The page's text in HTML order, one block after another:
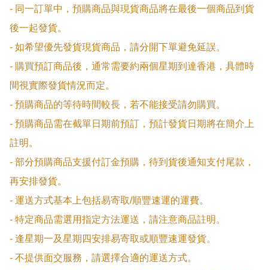
- 同一訂單中，預購商品與現貨商品將在最後一個商品到貨
後一起發貨。
- 如希望優先發貨現貨商品，請分開下單避免延誤。
- 購買預訂商品後，通常需要約兩個星期到達香港，具體時
間視實際發貨情況而定。
- 預購商品的等待時間較長，若不能接受請勿購買。
- 預購商品需在截單日期前預訂，預計發貨日期將在簡介上
註明。
- 部分預購商品支援付訂金預購，待到貨後通知支付尾款，
再安排發貨。
- 運送方式基本上包括易寄取/順豐速運的運費。
- 特定商品需選用指定方法運送，請注意商品註明。
- 逢星期一及星期四安排易寄取或順豐速運發貨。
- 不提供面交服務，請選擇合適的運送方式。